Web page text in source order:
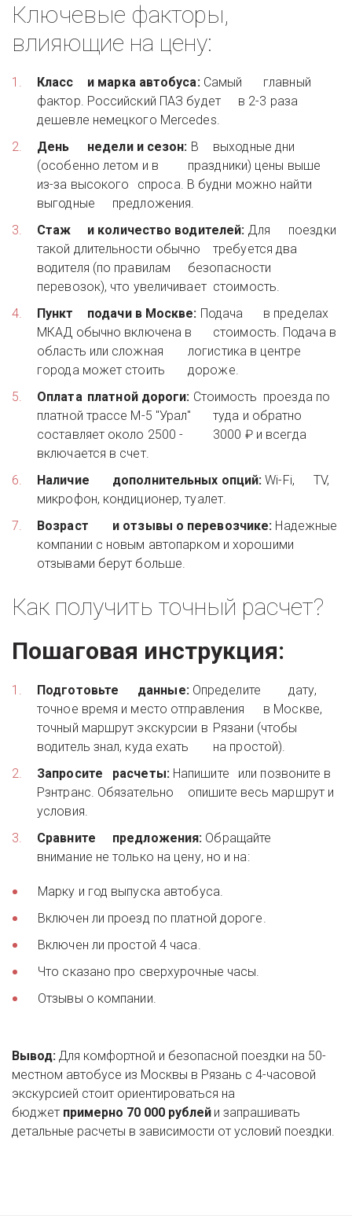
Ключевые факторы,
влияющие на цену:
Класс 	и марка автобуса: Самый 	главный
фактор. Российский ПАЗ будет 	в 2-3 раза
дешевле немецкого Mercedes.
День 	недели и сезон: В 	выходные дни
(особенно летом и в 	праздники) цены выше
из-за высокого 	спроса. В будни можно найти
выгодные 	предложения.
Стаж 	и количество водителей: Для 	поездки
такой длительности обычно 	требуется два
водителя (по правилам 	безопасности
перевозок), что увеличивает 	стоимость.
Пункт 	подачи в Москве: Подача 	в пределах
МКАД обычно включена в 	стоимость. Подача в
область или сложная 	логистика в центре
города может стоить 	дороже.
Оплата 	платной дороги: Стоимость 	проезда по
платной трассе М-5 "Урал" 	туда и обратно
составляет около 2500 - 	3000 ₽ и всегда
включается в счет.
Наличие 	дополнительных опций: Wi-Fi, 	TV,
микрофон, кондиционер, туалет.
Возраст 	и отзывы о перевозчике: Надежные
компании с новым автопарком и хорошими
отзывами берут больше.
Как получить точный расчет?
Пошаговая инструкция:
Подготовьте 	данные: Определите 	дату,
точное время и место отправления 	в Москве,
точный маршрут экскурсии в 	Рязани (чтобы
водитель знал, куда ехать 	на простой).
Запросите 	расчеты: Напишите 	или позвоните в
Рзнтранс. Обязательно 	опишите весь маршрут и
условия.
Сравните 	предложения: Обращайте
внимание не только на цену, но и на:
Марку и год выпуска автобуса.
Включен ли проезд по платной дороге.
Включен ли простой 4 часа.
Что сказано про сверхурочные часы.
Отзывы о компании.
Вывод: Для комфортной и безопасной поездки на 50-
местном автобусе из Москвы в Рязань с 4-часовой
экскурсией стоит ориентироваться на
бюджет примерно 70 000 рублей и запрашивать
детальные расчеты в зависимости от условий поездки.